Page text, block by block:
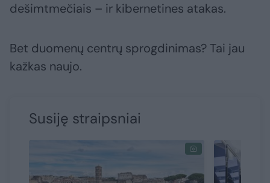
dešimtmečiais – ir kibernetines atakas.
Bet duomenų centrų sprogdinimas? Tai jau
kažkas naujo.
Susiję straipsniai